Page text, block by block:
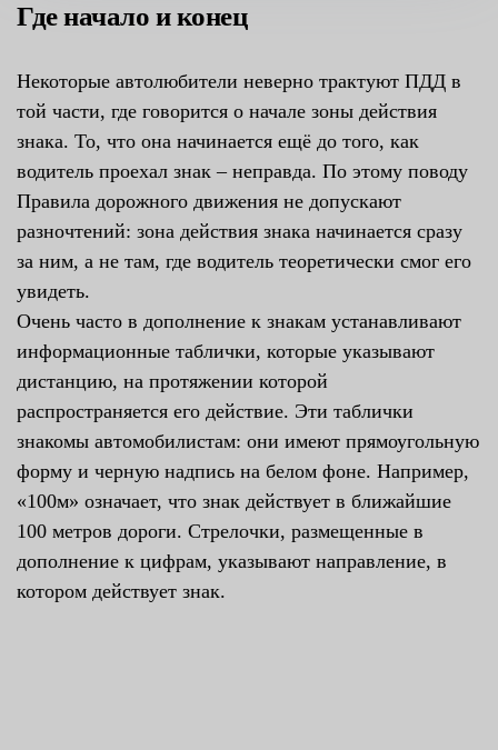
Где начало и конец
Некоторые автолюбители неверно трактуют ПДД в
той части, где говорится о начале зоны действия
знака. То, что она начинается ещё до того, как
водитель проехал знак – неправда. По этому поводу
Правила дорожного движения не допускают
разночтений: зона действия знака начинается сразу
за ним, а не там, где водитель теоретически смог его
увидеть.
Очень часто в дополнение к знакам устанавливают
информационные таблички, которые указывают
дистанцию, на протяжении которой
распространяется его действие. Эти таблички
знакомы автомобилистам: они имеют прямоугольную
форму и черную надпись на белом фоне. Например,
«100м» означает, что знак действует в ближайшие
100 метров дороги. Стрелочки, размещенные в
дополнение к цифрам, указывают направление, в
котором действует знак.